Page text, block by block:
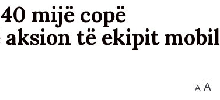
mijë copë
të ekipit mobil
A A